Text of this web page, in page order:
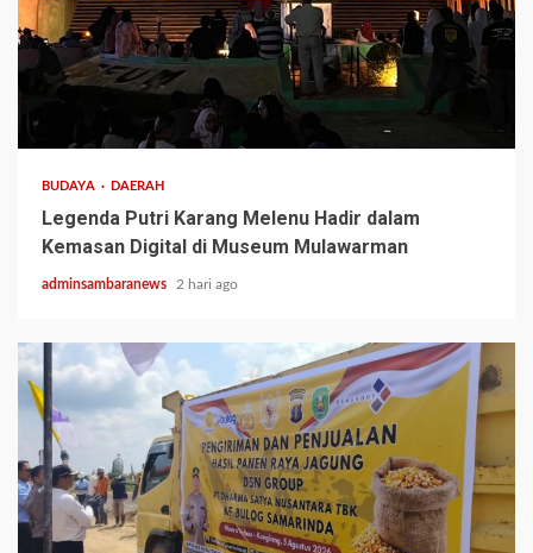
BUDAYA DAERAH
Legenda Putri Karang Melenu Hadir dalam
Kemasan Digital di Museum Mulawarman
adminsambaranews 2 hari ago